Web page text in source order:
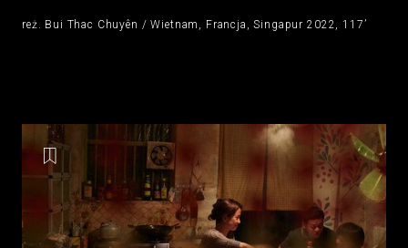
reż. Bui Thac Chuyên / Wietnam, Francja, Singapur 2022, 117’